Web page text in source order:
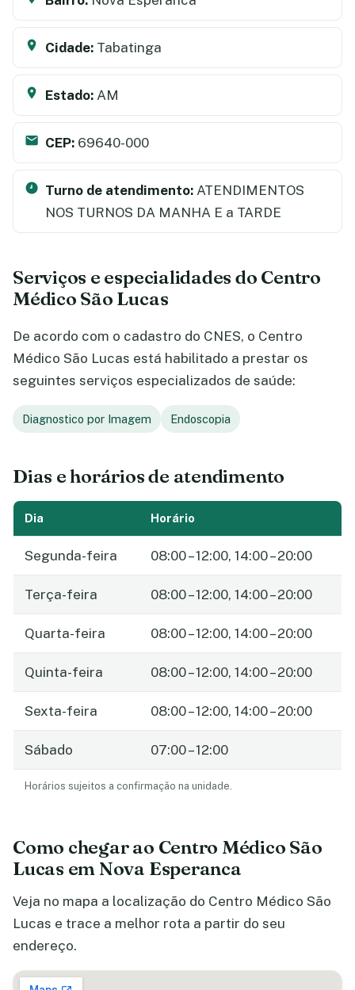
Cidade: Tabatinga
Estado: AM
CEP: 69640-000
Turno de atendimento: ATENDIMENTOS
NOS TURNOS DA MANHA E a TARDE
Serviços e especialidades do Centro
Médico São Lucas
De acordo com o cadastro do CNES, o Centro
Médico São Lucas está habilitado a prestar os
seguintes serviços especializados de saúde:
Diagnostico por Imagem Endoscopia
Dias e horários de atendimento
Dia Horário
Segunda-feira 08:00 – 12:00, 14:00 – 20:00
Terça-feira 08:00 – 12:00, 14:00 – 20:00
Quarta-feira 08:00 – 12:00, 14:00 – 20:00
Quinta-feira 08:00 – 12:00, 14:00 – 20:00
Sexta-feira 08:00 – 12:00, 14:00 – 20:00
Sábado 07:00 – 12:00
Horários sujeitos a confirmação na unidade.
Como chegar ao Centro Médico São
Lucas em Nova Esperanca
Veja no mapa a localização do Centro Médico São
Lucas e trace a melhor rota a partir do seu
endereço.